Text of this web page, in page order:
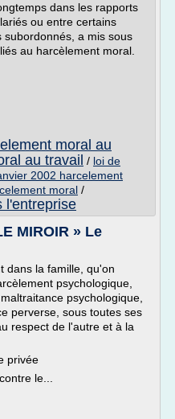
dans les rapports
ou entre certains
subordonnés, a mis sous
au harcèlement moral.
moral au
au travail / loi de
2002 harcelement
moral /
l'entreprise
MIROIR » Le
dans la famille, qu'on
psychologique,
psychologique,
perverse, sous toutes ses
respect de l'autre et à la
privée
le...